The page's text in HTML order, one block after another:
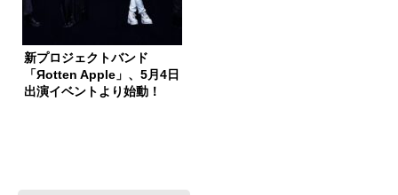
新プロジェクトバンド
「Яotten Apple」、5月4日
出演イベントより始動！